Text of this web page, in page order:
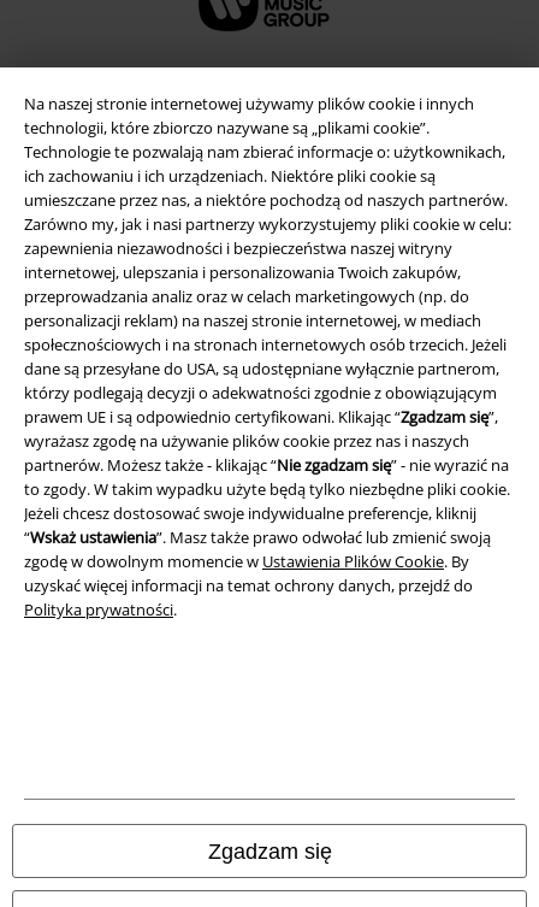
Na naszej stronie internetowej używamy plików cookie i innych
technologii, które zbiorczo nazywane są „plikami cookie”.
Technologie te pozwalają nam zbierać informacje o: użytkownikach,
ich zachowaniu i ich urządzeniach. Niektóre pliki cookie są
umieszczane przez nas, a niektóre pochodzą od naszych partnerów.
Zarówno my, jak i nasi partnerzy wykorzystujemy pliki cookie w celu:
zapewnienia niezawodności i bezpieczeństwa naszej witryny
internetowej, ulepszania i personalizowania Twoich zakupów,
przeprowadzania analiz oraz w celach marketingowych (np. do
personalizacji reklam) na naszej stronie internetowej, w mediach
społecznościowych i na stronach internetowych osób trzecich. Jeżeli
dane są przesyłane do USA, są udostępniane wyłącznie partnerom,
którzy podlegają decyzji o adekwatności zgodnie z obowiązującym
prawem UE i są odpowiednio certyfikowani. Klikając “Zgadzam się”,
wyrażasz zgodę na używanie plików cookie przez nas i naszych
partnerów. Możesz także - klikając “Nie zgadzam się” - nie wyrazić na
to zgody. W takim wypadku użyte będą tylko niezbędne pliki cookie.
Jeżeli chcesz dostosować swoje indywidualne preferencje, kliknij
“Wskaż ustawienia”. Masz także prawo odwołać lub zmienić swoją
zgodę w dowolnym momencie w Ustawienia Plików Cookie. By
uzyskać więcej informacji na temat ochrony danych, przejdź do
Polityka prywatności.
Zgadzam się
Informacje prawne
Regulamin
Dane firmy
Polityka prywatności
Unieszkodliwianie odpadów i ochrona środowiska
Deklaracja Zgodności
Informacje dotyczące dostępności
wysyłki.
© 1986-2026 E.M.P. Merchandising HGmbH